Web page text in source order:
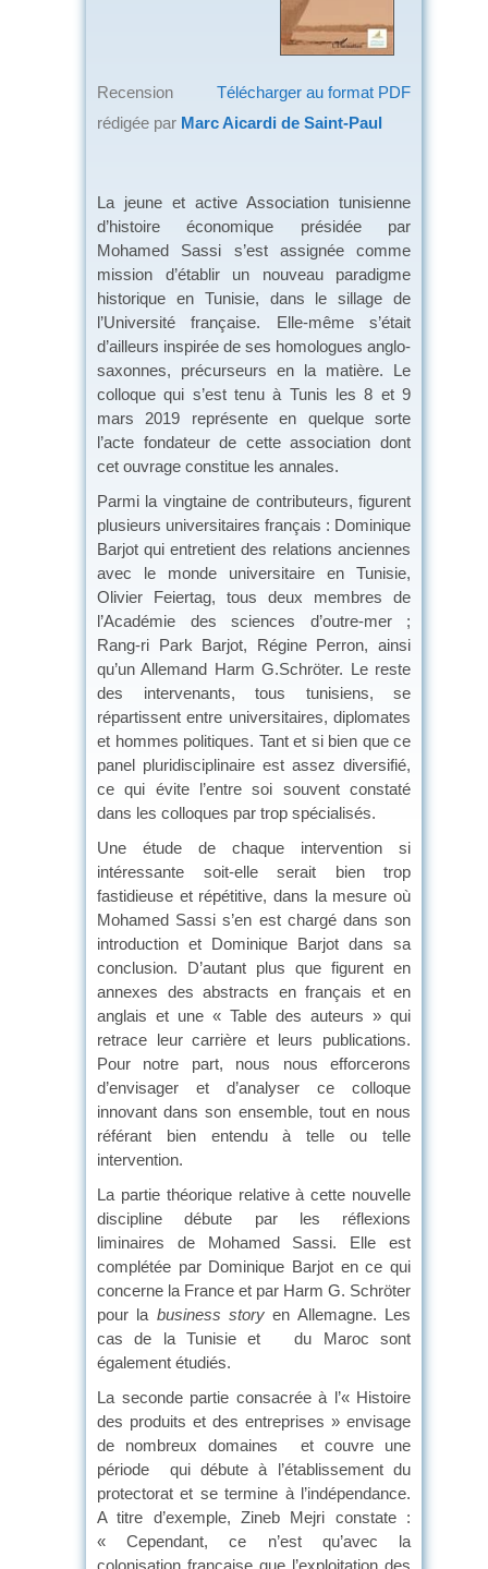
Télécharger au format PDF
Recension
rédigée par Marc Aicardi de Saint-Paul
La jeune et active Association tunisienne
d’histoire économique présidée par
Mohamed Sassi s’est assignée comme
mission d’établir un nouveau paradigme
historique en Tunisie, dans le sillage de
l’Université française. Elle-même s’était
d’ailleurs inspirée de ses homologues anglo-
saxonnes, précurseurs en la matière. Le
colloque qui s’est tenu à Tunis les 8 et 9
mars 2019 représente en quelque sorte
l’acte fondateur de cette association dont
cet ouvrage constitue les annales.
Parmi la vingtaine de contributeurs, figurent
plusieurs universitaires français : Dominique
Barjot qui entretient des relations anciennes
avec le monde universitaire en Tunisie,
Olivier Feiertag, tous deux membres de
l’Académie des sciences d’outre-mer ;
Rang-ri Park Barjot, Régine Perron, ainsi
qu’un Allemand Harm G.Schröter. Le reste
des intervenants, tous tunisiens, se
répartissent entre universitaires, diplomates
et hommes politiques. Tant et si bien que ce
panel pluridisciplinaire est assez diversifié,
ce qui évite l’entre soi souvent constaté
dans les colloques par trop spécialisés.
Une étude de chaque intervention si
intéressante soit-elle serait bien trop
fastidieuse et répétitive, dans la mesure où
Mohamed Sassi s’en est chargé dans son
introduction et Dominique Barjot dans sa
conclusion. D’autant plus que figurent en
annexes des abstracts en français et en
anglais et une « Table des auteurs » qui
retrace leur carrière et leurs publications.
Pour notre part, nous nous efforcerons
d’envisager et d’analyser ce colloque
innovant dans son ensemble, tout en nous
référant bien entendu à telle ou telle
intervention.
La partie théorique relative à cette nouvelle
discipline débute par les réflexions
liminaires de Mohamed Sassi. Elle est
complétée par Dominique Barjot en ce qui
concerne la France et par Harm G. Schröter
pour la business story en Allemagne. Les
cas de la Tunisie et du Maroc sont
également étudiés.
La seconde partie consacrée à l’« Histoire
des produits et des entreprises » envisage
de nombreux domaines et couvre une
période qui débute à l’établissement du
protectorat et se termine à l’indépendance.
A titre d’exemple, Zineb Mejri constate :
« Cependant, ce n’est qu’avec la
colonisation française que l’exploitation des